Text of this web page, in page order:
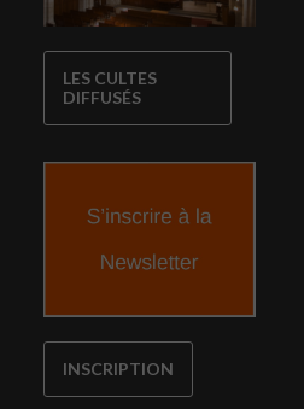
LES CULTES
DIFFUSÉS
INSCRIPTION